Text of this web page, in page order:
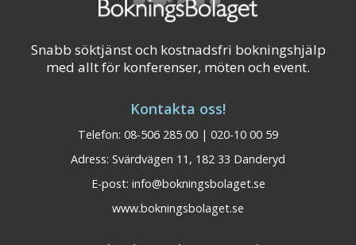
Snabb söktjänst och kostnadsfri bokningshjälp
med allt för konferenser, möten och event.
Kontakta oss!
Telefon: 08-506 285 00 | 020-10 00 59
Adress: Svärdvägen 11, 182 33 Danderyd
E-post: info@bokningsbolaget.se
www.bokningsbolaget.se